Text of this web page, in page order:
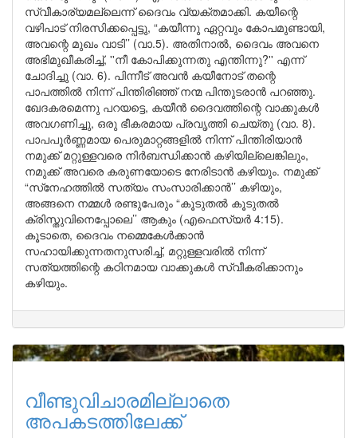
സ്വീകാര്യമല്ലെന്ന് ദൈവം വ്യക്തമാക്കി. കയീന്റെ
വഴിപാട് നിരസിക്കപ്പെട്ടു, “കയീന്നു ഏറ്റവും കോപമുണ്ടായി,
അവന്റെ മുഖം വാടി’’ (വാ.5). അതിനാൽ, ദൈവം അവനെ
അഭിമുഖീകരിച്ച്, ''നീ കോപിക്കുന്നതു എന്തിന്നു?'' എന്ന്
ചോദിച്ചു (വാ. 6). പിന്നീട് അവൻ കയീനോട് തന്റെ
പാപത്തിൽ നിന്ന് പിന്തിരിഞ്ഞ് നന്മ പിന്തുടരാൻ പറഞ്ഞു.
ഖേദകരമെന്നു പറയട്ടെ, കയീൻ ദൈവത്തിന്റെ വാക്കുകൾ
അവഗണിച്ചു, ഒരു ഭീകരമായ പ്രവൃത്തി ചെയ്തു (വാ. 8).
പാപപൂർണ്ണമായ പെരുമാറ്റങ്ങളിൽ നിന്ന് പിന്തിരിയാൻ
നമുക്ക് മറ്റുള്ളവരെ നിർബന്ധിക്കാൻ കഴിയില്ലെങ്കിലും,
നമുക്ക് അവരെ കരുണയോടെ നേരിടാൻ കഴിയും. നമുക്ക്
“സ്‌നേഹത്തിൽ സത്യം സംസാരിക്കാൻ’’ കഴിയും,
അങ്ങനെ നമ്മൾ രണ്ടുപേരും “കൂടുതൽ കൂടുതൽ
ക്രിസ്തുവിനെപ്പോലെ’’ ആകും (എഫെസ്യർ 4:15).
കൂടാതെ, ദൈവം നമ്മെകേൾക്കാൻ
സഹായിക്കുന്നതനുസരിച്ച്, മറ്റുള്ളവരിൽ നിന്ന്
സത്യത്തിന്റെ കഠിനമായ വാക്കുകൾ സ്വീകരിക്കാനും
കഴിയും.
വീണ്ടുവിചാരമില്ലാതെ
അപകടത്തിലേക്ക്